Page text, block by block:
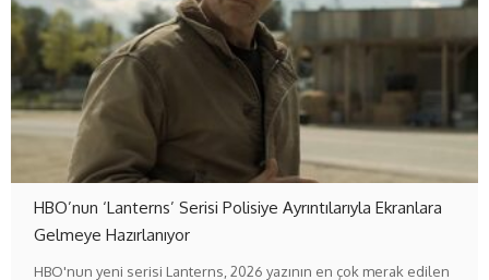
HBO’nun ‘Lanterns’ Serisi Polisiye Ayrıntılarıyla Ekranlara
Gelmeye Hazırlanıyor
HBO'nun yeni serisi Lanterns, 2026 yazının en çok merak edilen